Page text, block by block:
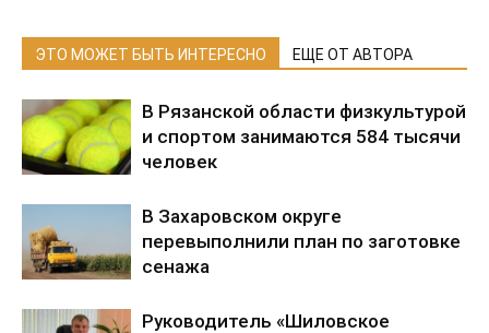
ЭТО МОЖЕТ БЫТЬ ИНТЕРЕСНО ЕЩЕ ОТ АВТОРА
В Рязанской области физкультурой
и спортом занимаются 584 тысячи
человек
В Захаровском округе
перевыполнили план по заготовке
сенажа
Руководитель «Шиловское